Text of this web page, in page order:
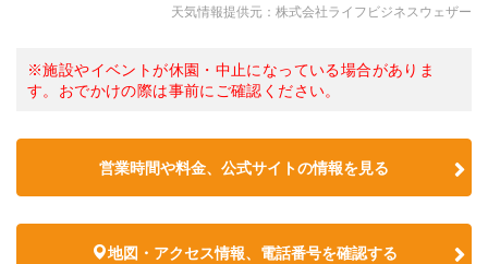
天気情報提供元：株式会社ライフビジネスウェザー
※施設やイベントが休園・中止になっている場合がありま
す。おでかけの際は事前にご確認ください。
営業時間や料金、公式サイトの情報を見る
地図・アクセス情報、電話番号を確認する